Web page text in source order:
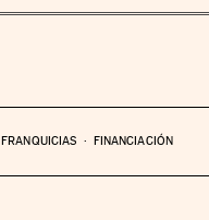
FRANQUICIAS FINANCIACIÓN